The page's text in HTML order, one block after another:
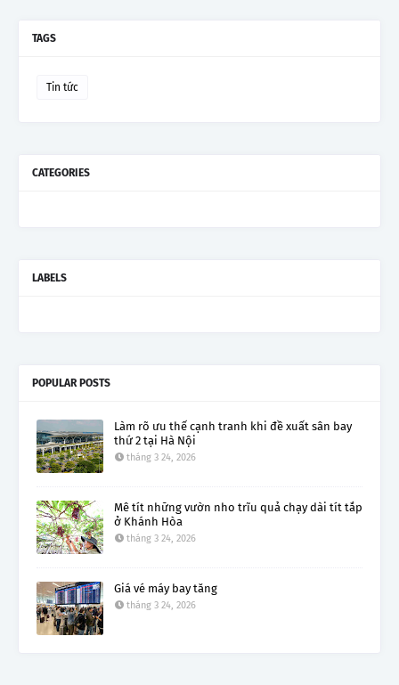
TAGS
Tin tức
CATEGORIES
LABELS
POPULAR POSTS
Làm rõ ưu thế cạnh tranh khi đề xuất sân bay
thứ 2 tại Hà Nội
tháng 3 24, 2026
Mê tít những vườn nho trĩu quả chạy dài tít tắp
ở Khánh Hòa
tháng 3 24, 2026
Giá vé máy bay tăng
tháng 3 24, 2026